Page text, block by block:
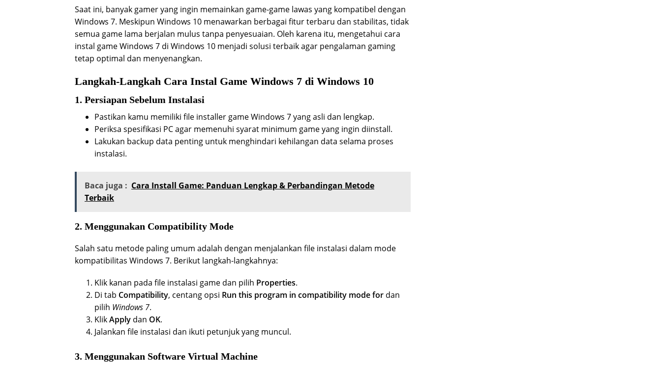
Saat ini, banyak gamer yang ingin memainkan game-game lawas yang kompatibel dengan
Windows 7. Meskipun Windows 10 menawarkan berbagai fitur terbaru dan stabilitas, tidak
semua game lama berjalan mulus tanpa penyesuaian. Oleh karena itu, mengetahui cara
instal game Windows 7 di Windows 10 menjadi solusi terbaik agar pengalaman gaming
tetap optimal dan menyenangkan.
Langkah-Langkah Cara Instal Game Windows 7 di Windows 10
1. Persiapan Sebelum Instalasi
Pastikan kamu memiliki file installer game Windows 7 yang asli dan lengkap.
Periksa spesifikasi PC agar memenuhi syarat minimum game yang ingin diinstall.
Lakukan backup data penting untuk menghindari kehilangan data selama proses
instalasi.
Baca juga : Cara Install Game: Panduan Lengkap & Perbandingan Metode
Terbaik
2. Menggunakan Compatibility Mode
Salah satu metode paling umum adalah dengan menjalankan file instalasi dalam mode
kompatibilitas Windows 7. Berikut langkah-langkahnya:
Klik kanan pada file instalasi game dan pilih Properties.
Di tab Compatibility, centang opsi Run this program in compatibility mode for dan
pilih Windows 7.
KlikApply dan OK.
Jalankan file instalasi dan ikuti petunjuk yang muncul.
3. Menggunakan Software Virtual Machine